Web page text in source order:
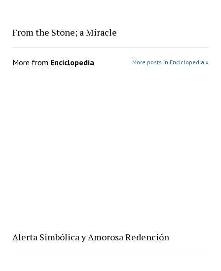
From the Stone; a Miracle
More from Enciclopedia More posts in Enciclopedia »
Alerta Simbólica y Amorosa Redención